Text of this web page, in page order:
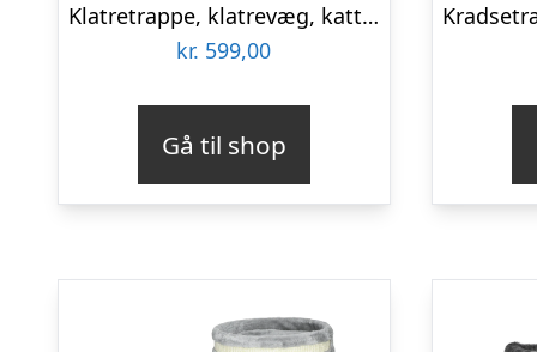
Klatretrappe, klatrevæg, kattetrappe, sæt med 4 dele, med kradsetræ, hængekøje, grå og cremehvid, 40 x 28 x 73 cm
kr. 599,00
Gå til shop